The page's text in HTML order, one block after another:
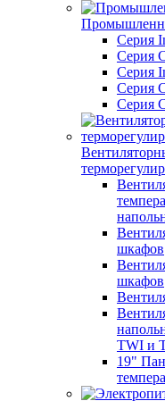
Серия
Серия
Серия
Серия
Серия
шкафов
шкафов
TWI и
19"